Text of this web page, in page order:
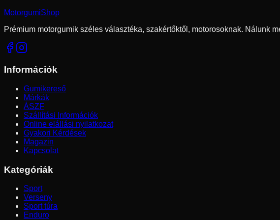
MotorgumiShop
Prémium motorgumik széles választéka, szakértőktől, motorosoknak. Nálunk
Információk
Gumikereső
Márkák
ÁSZF
Szállítási Információk
Online elállási nyilatkozat
Gyakori Kérdések
Magazin
Kapcsolat
Kategóriák
Sport
Verseny
Sport túra
Enduro